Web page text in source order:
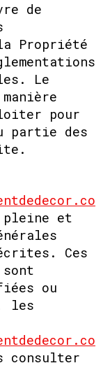
de
Propriété
Le
pour
partie des
pleine et
Ces
ou
les
consulter